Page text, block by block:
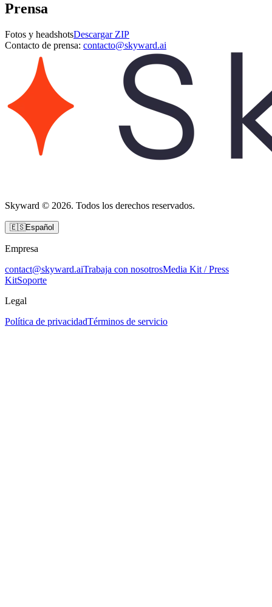
Prensa
Fotos y headshotsDescargar ZIP
Contacto de prensa: contacto@skyward.ai
Skyward © 2026. Todos los derechos reservados.
🇪🇸Español
Empresa
contact@skyward.aiTrabaja con nosotrosMedia Kit / Press
KitSoporte
Legal
Política de privacidadTérminos de servicio